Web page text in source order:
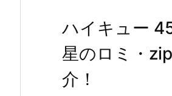
ハイキュー
星のロミ・
介！